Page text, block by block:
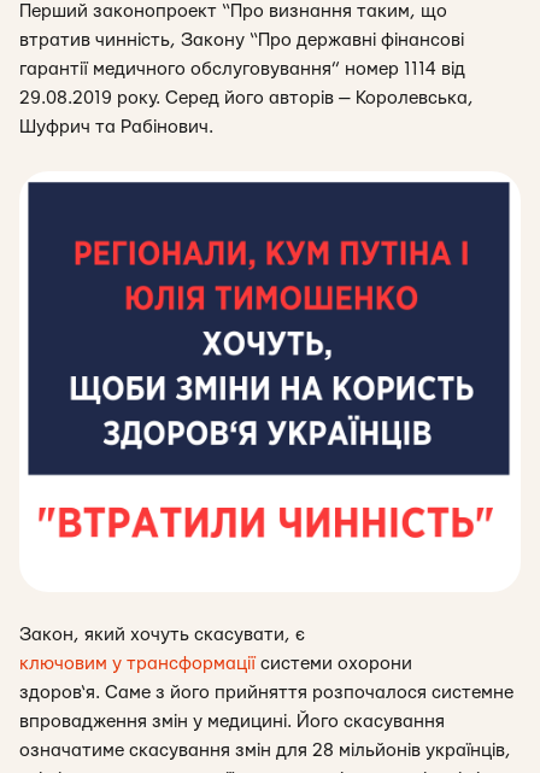
Перший законопроект “Про визнання таким, що
втратив чинність, Закону “Про державні фінансові
гарантії медичного обслуговування” номер 1114 від
29.08.2019 року. Серед його авторів — Королевська,
Шуфрич та Рабінович.
Закон, який хочуть скасувати, є
ключовим у трансформаціїсистеми охорони
здоров‘я. Саме з його прийняття розпочалося системне
впровадження змін у медицині. Його скасування
означатиме скасування змін для 28 мільйонів українців,